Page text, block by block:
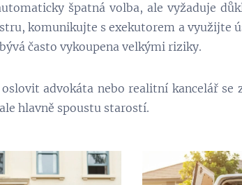
špatná volba, ale vyžaduje
komunikujte s exekutorem a využijte
často vykoupena velkými riziky.
advokáta nebo realitní kancelář se
hlavně spoustu starostí.